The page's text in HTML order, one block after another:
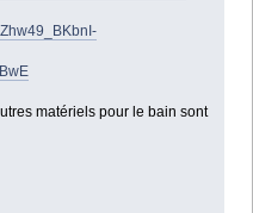
matériels pour le bain sont